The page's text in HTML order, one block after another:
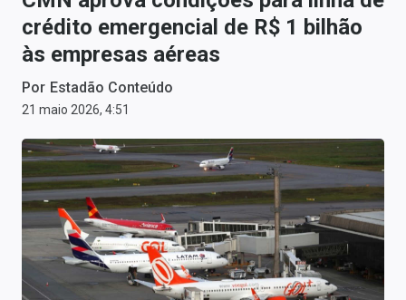
Money Trader
Anuncie
Últimas Notícias
Newsletters
Cotações
Comprar ou vender?
Carteiras Recomendadas
crédito emergencial de R$ 1 bilhão
às empresas aéreas
Por Estadão Conteúdo
21 maio 2026, 4:51